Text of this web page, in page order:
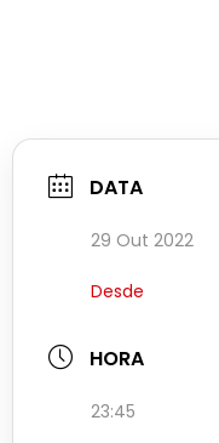
DATA
29 Out 2022
Desde
HORA
23:45